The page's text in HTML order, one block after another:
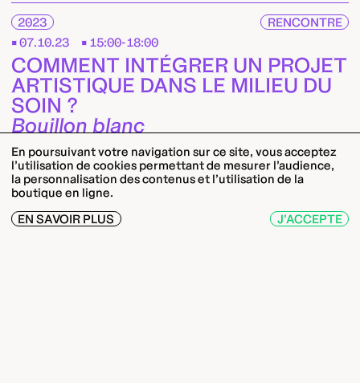
2023
RENCONTRE
07.10.23
15:00-18:00
COMMENT INTÉGRER UN PROJET
ARTISTIQUE DANS LE MILIEU DU
SOIN ?
Bouillon blanc
En poursuivant votre navigation sur ce site, vous acceptez
l’utilisation de cookies permettant de mesurer l’audience,
la personnalisation des contenus et l’utilisation de la
boutique en ligne.
EN SAVOIR PLUS
J’ACCEPTE